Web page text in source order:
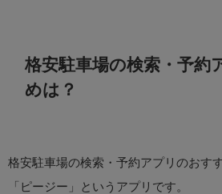
格安駐車場の検索・予約
めは？
格安駐車場の検索・予約アプリのおすす
「ピージー」というアプリです。